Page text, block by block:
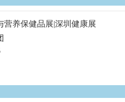
营养保健品展|深圳健康展